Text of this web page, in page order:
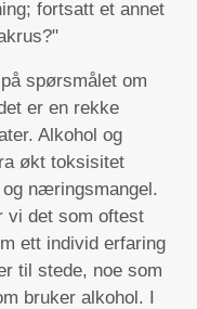
fortsatt et annet
spørsmålet om
er en rekke
Alkohol og
økt toksisitet
næringsmangel.
vi det som oftest
ett individ erfaring
til stede, noe som
bruker alkohol. I